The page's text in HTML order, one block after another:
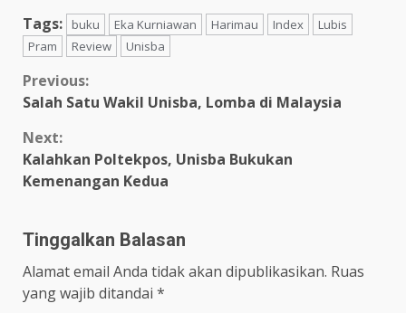
Tags:
buku Eka Kurniawan Harimau Index
Lubis
Pram
Review Unisba
Previous:
Salah Satu Wakil Unisba, Lomba di Malaysia
Next:
Kalahkan Poltekpos, Unisba Bukukan
Kemenangan Kedua
Tinggalkan Balasan
Alamat email Anda tidak akan dipublikasikan. Ruas
yang wajib ditandai *